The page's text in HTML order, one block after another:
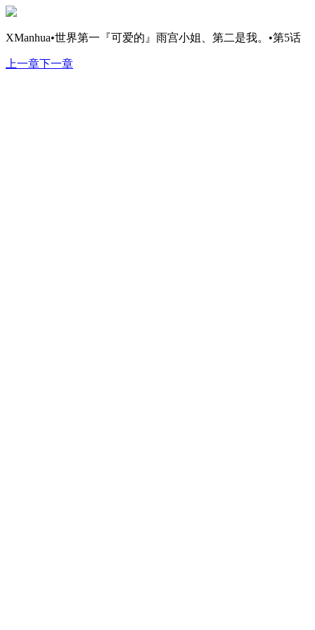
XManhua•世界第一『可爱的』雨宫小姐、第二是我。•第5话
上一章下一章